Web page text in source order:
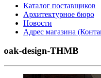
Каталог поставщиков
Архитектурное бюро
Новости
Адрес магазина
oak-design-THMB